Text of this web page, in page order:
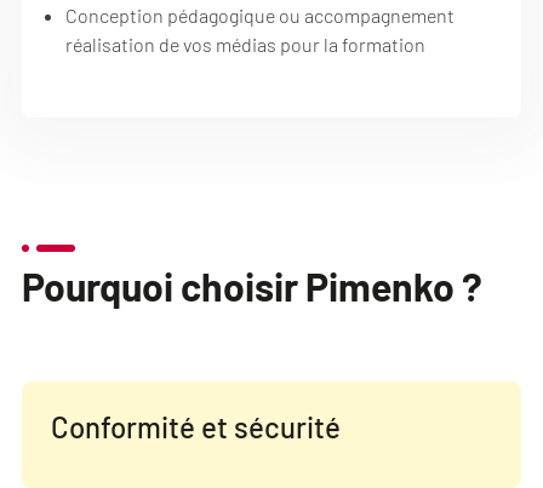
Conception pédagogique ou accompagnement
réalisation de vos médias pour la formation
Pourquoi choisir Pimenko ?
Conformité et sécurité